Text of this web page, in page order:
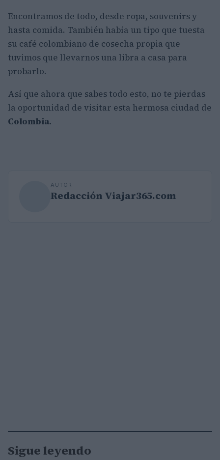
Encontramos de todo, desde ropa, souvenirs y
hasta comida. También había un tipo que tuesta
su café colombiano de cosecha propia que
tuvimos que llevarnos una libra a casa para
probarlo.
Así que ahora que sabes todo esto, no te pierdas
la oportunidad de visitar esta hermosa ciudad de
Colombia.
AUTOR
Redacción Viajar365.com
Sigue leyendo